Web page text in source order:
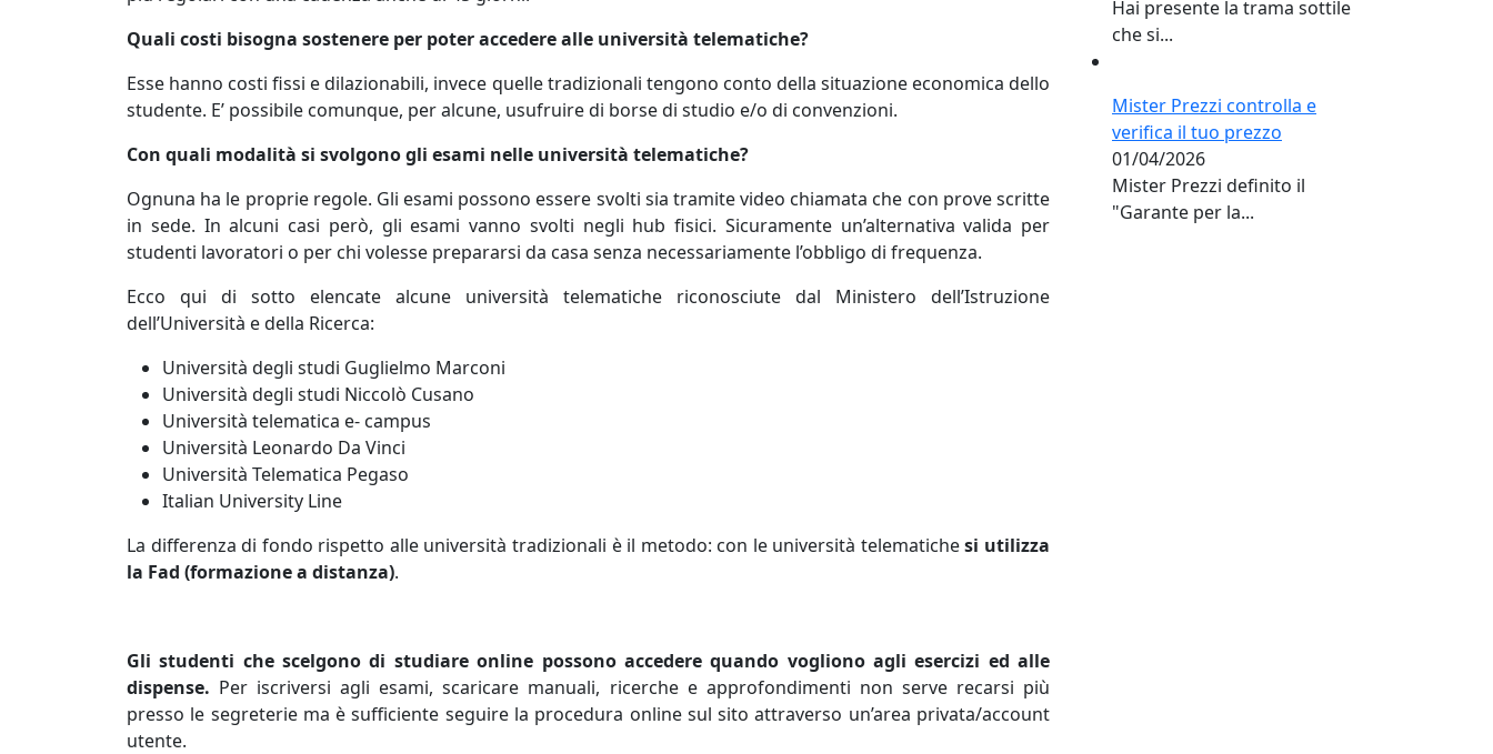
Quali costi bisogna sostenere per poter accedere alle università telematiche?
Esse hanno costi fissi e dilazionabili, invece quelle tradizionali tengono conto della situazione economica dello
studente. E’ possibile comunque, per alcune, usufruire di borse di studio e/o di convenzioni.
Con quali modalità si svolgono gli esami nelle università telematiche?
Ognuna ha le proprie regole. Gli esami possono essere svolti sia tramite video chiamata che con prove scritte
in sede. In alcuni casi però, gli esami vanno svolti negli hub fisici. Sicuramente un’alternativa valida per
studenti lavoratori o per chi volesse prepararsi da casa senza necessariamente l’obbligo di frequenza.
Ecco qui di sotto elencate alcune università telematiche riconosciute dal Ministero dell’Istruzione
dell’Università e della Ricerca:
Università degli studi Guglielmo Marconi
Università degli studi Niccolò Cusano
Università telematica e- campus
Università Leonardo Da Vinci
Università Telematica Pegaso
Italian University Line
La differenza di fondo rispetto alle università tradizionali è il metodo: con le università telematichesi utilizza
la Fad (formazione a distanza).
Gli studenti che scelgono di studiare online possono accedere quando vogliono agli esercizi ed alle
dispense. Per iscriversi agli esami, scaricare manuali, ricerche e approfondimenti non serve recarsi più
presso le segreterie ma è sufficiente seguire la procedura online sul sito attraverso un’area privata/account
utente.
Hai presente la trama sottile
che si...
Mister Prezzi controlla e
verifica il tuo prezzo
01/04/2026
Mister Prezzi definito il
"Garante per la...